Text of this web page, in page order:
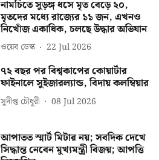
নামচিতে সুড়ঙ্গ ধসে মৃত বেড়ে ২০,
মৃতদের মধ্যে রাজ্যের ১১ জন, এখনও
নিখোঁজ একাধিক, চলছে উদ্ধার অভিযান
ওয়েব ডেস্ক 22 Jul 2026
৭২ বছর পর বিশ্বকাপের কোয়ার্টার
ফাইনালে সুইজারল্যান্ড, বিদায় কলম্বিয়ার
সুদীপ্ত চৌধুরী 08 Jul 2026
আপাতত স্মার্ট মিটার নয়; সবদিক দেখে
সিদ্ধান্ত নেবেন মুখ্যমন্ত্রী বিজয়; আপত্তি